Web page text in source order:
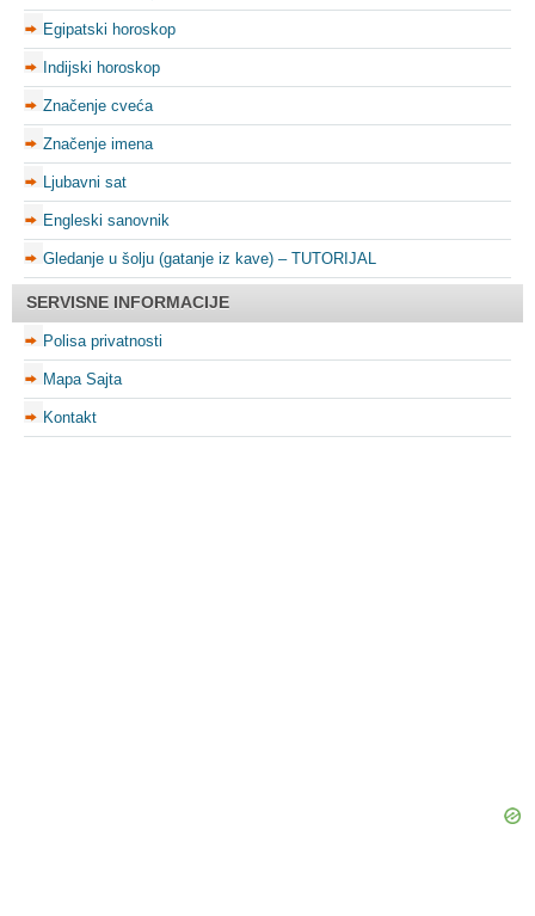
Egipatski horoskop
Indijski horoskop
Značenje cveća
Značenje imena
Ljubavni sat
Engleski sanovnik
Gledanje u šolju (gatanje iz kave) – TUTORIJAL
SERVISNE INFORMACIJE
Polisa privatnosti
Mapa Sajta
Kontakt